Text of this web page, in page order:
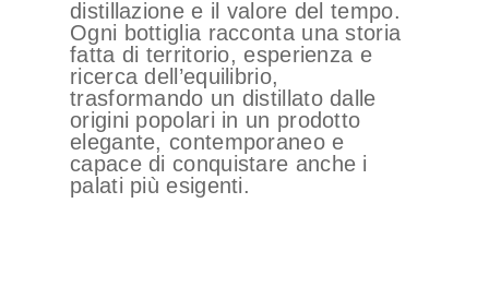
distillazione e il valore del tempo.
Ogni bottiglia racconta una storia
fatta di territorio, esperienza e
ricerca dell’equilibrio,
trasformando un distillato dalle
origini popolari in un prodotto
elegante, contemporaneo e
capace di conquistare anche i
palati più esigenti.